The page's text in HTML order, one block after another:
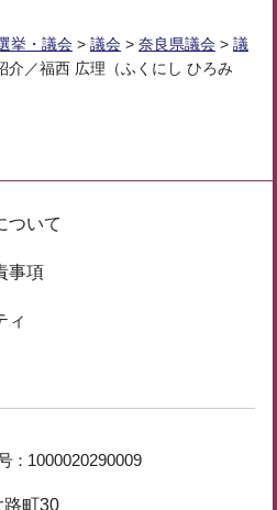
挙・議会 > 議会 > 奈良県議会 > 議
介／福西 広理（ふくにし ひろみ
ついて
事項
ィ
： 1000020290009
町30